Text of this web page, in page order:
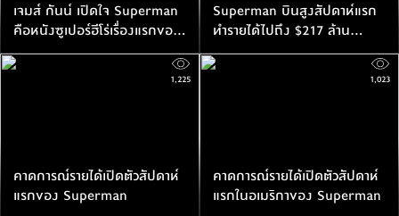
เจมส์ กันน์ เปิดใจ Superman
คือหนังซูเปอร์ฮีโร่เรื่องแรกของ
เขา ไม่ใช่ Guardians of the
Galaxy
Superman บินสูงสัปดาห์แรก
ทำรายได้ไปถึง $217 ล้าน
เหรียญ เกือบเท่ากับทุนสร้าง
คาดการณ์รายได้เปิดตัวสัปดาห์
แรกของ Superman
1,225
คาดการณ์รายได้เปิดตัวสัปดาห์
แรกในอเมริกาของ Superman
1,023